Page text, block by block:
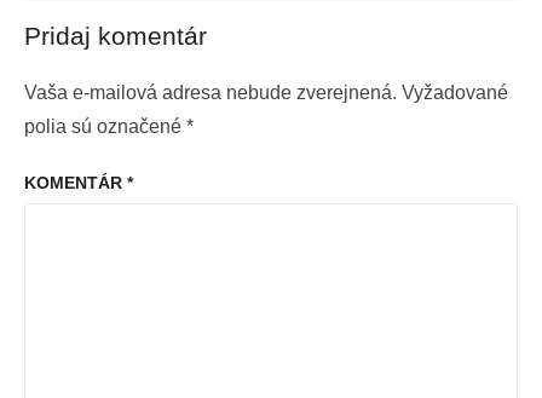
Pridaj komentár
Vaša e-mailová adresa nebude zverejnená. Vyžadované
polia sú označené *
KOMENTÁR *